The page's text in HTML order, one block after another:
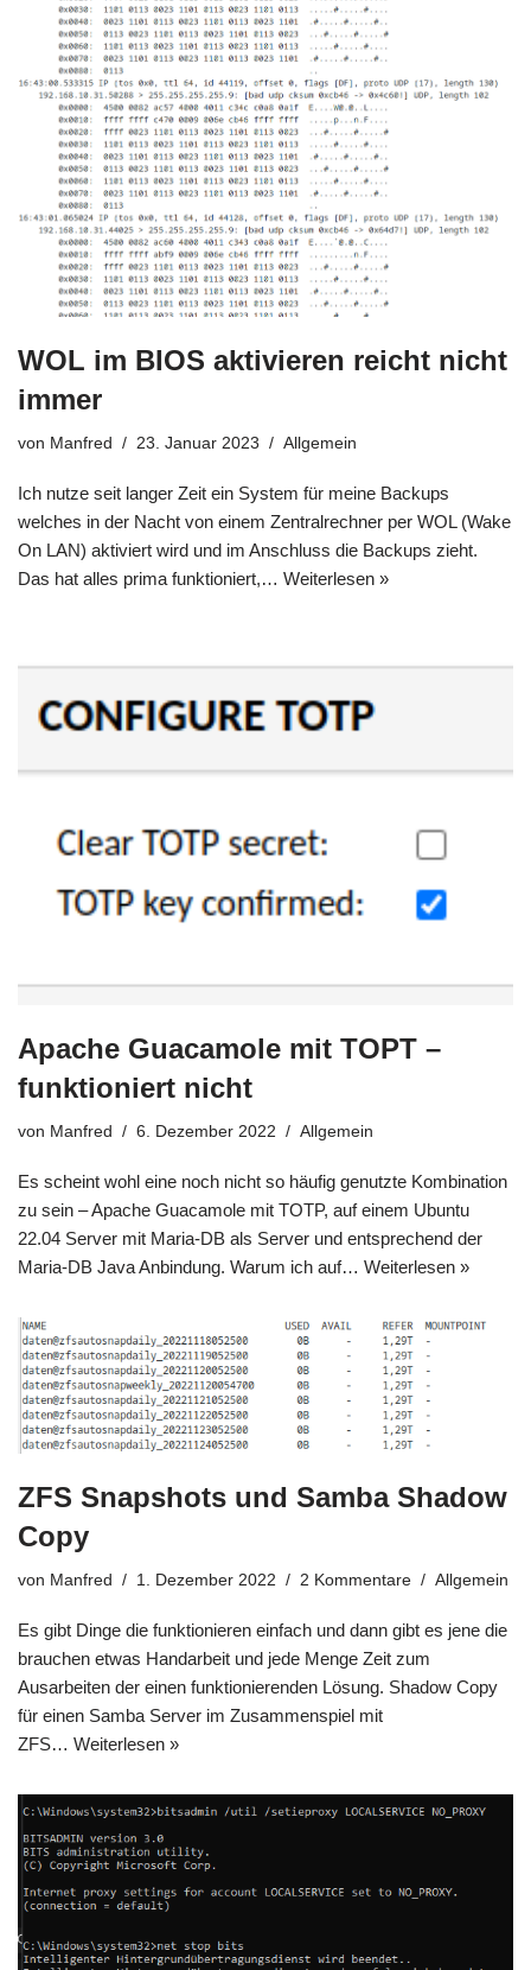
WOL im BIOS aktivieren reicht nicht
immer
von Manfred 23. Januar 2023 Allgemein
Ich nutze seit langer Zeit ein System für meine Backups
welches in der Nacht von einem Zentralrechner per WOL (Wake
On LAN) aktiviert wird und im Anschluss die Backups zieht.
Das hat alles prima funktioniert,… Weiterlesen »
Apache Guacamole mit TOPT –
funktioniert nicht
von Manfred 6. Dezember 2022 Allgemein
Es scheint wohl eine noch nicht so häufig genutzte Kombination
zu sein – Apache Guacamole mit TOTP, auf einem Ubuntu
22.04 Server mit Maria-DB als Server und entsprechend der
Maria-DB Java Anbindung. Warum ich auf… Weiterlesen »
ZFS Snapshots und Samba Shadow
Copy
von Manfred 1. Dezember 2022 2 Kommentare Allgemein
Es gibt Dinge die funktionieren einfach und dann gibt es jene die
brauchen etwas Handarbeit und jede Menge Zeit zum
Ausarbeiten der einen funktionierenden Lösung. Shadow Copy
für einen Samba Server im Zusammenspiel mit
ZFS… Weiterlesen »